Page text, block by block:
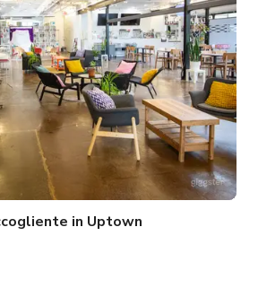
in Uptown